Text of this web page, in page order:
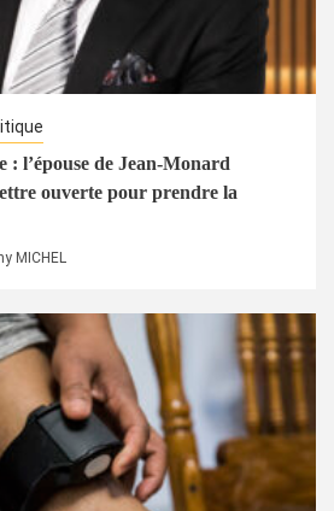
: l’épouse de Jean-Monard
ouverte pour prendre la
MICHEL